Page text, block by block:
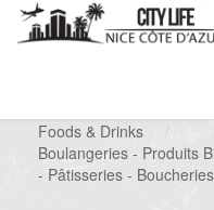
Foods & Drinks
/
Boulangeries - Produits
- Pâtisseries - Boucheries